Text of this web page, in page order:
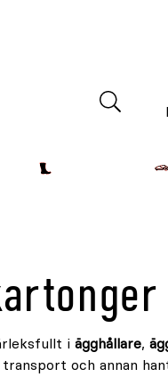
i ägghållare,
och annan